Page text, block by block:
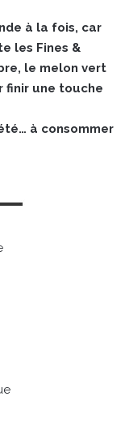
à la fois, car
les Fines &
le melon vert
finir une touche
à consommer